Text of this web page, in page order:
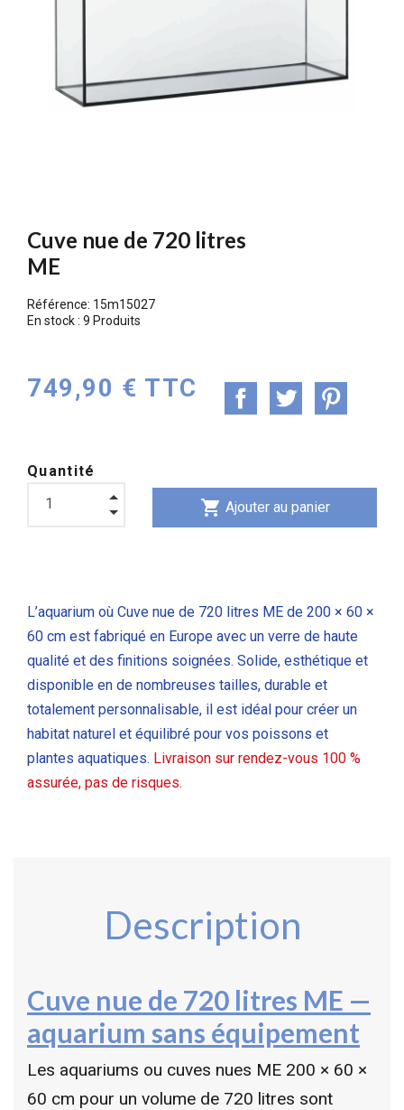
Cuve nue de 720 litres
ME
Référence: 15m15027
En stock : 9 Produits
749,90 € TTC
Quantité
shopping_cart Ajouter au panier
L’aquarium où Cuve nue de 720 litres ME de 200 × 60 ×
60 cm est fabriqué en Europe avec un verre de haute
qualité et des finitions soignées. Solide, esthétique et
disponible en de nombreuses tailles, durable et
totalement personnalisable, il est idéal pour créer un
habitat naturel et équilibré pour vos poissons et
plantes aquatiques. Livraison sur rendez-vous 100 %
assurée, pas de risques.
Description
Cuve nue de 720 litres ME —
aquarium sans équipement
Les aquariums ou cuves nues ME 200 × 60 ×
60 cm pour un volume de 720 litres sont